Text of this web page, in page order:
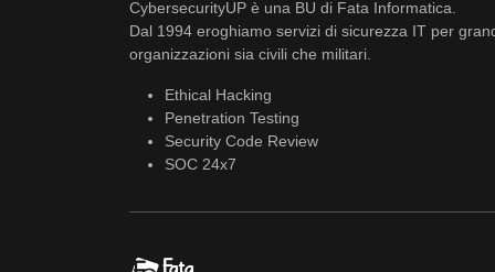
CybersecurityUP è una BU di Fata Informatica.
Dal 1994 eroghiamo servizi di sicurezza IT per
organizzazioni sia civili che militari.
Ethical Hacking
Penetration Testing
Security Code Review
SOC 24x7